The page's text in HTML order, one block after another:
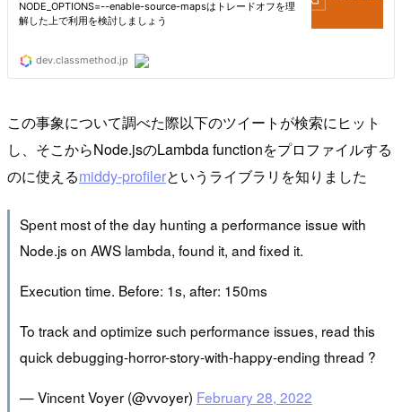
この事象について調べた際以下のツイートが検索にヒット
し、そこからNode.jsのLambda functionをプロファイルする
のに使えるmiddy-profilerというライブラリを知りました
Spent most of the day hunting a performance issue with
Node.js on AWS lambda, found it, and fixed it.
Execution time. Before: 1s, after: 150ms
To track and optimize such performance issues, read this
quick debugging-horror-story-with-happy-ending thread ?
— Vincent Voyer (@vvoyer) February 28, 2022